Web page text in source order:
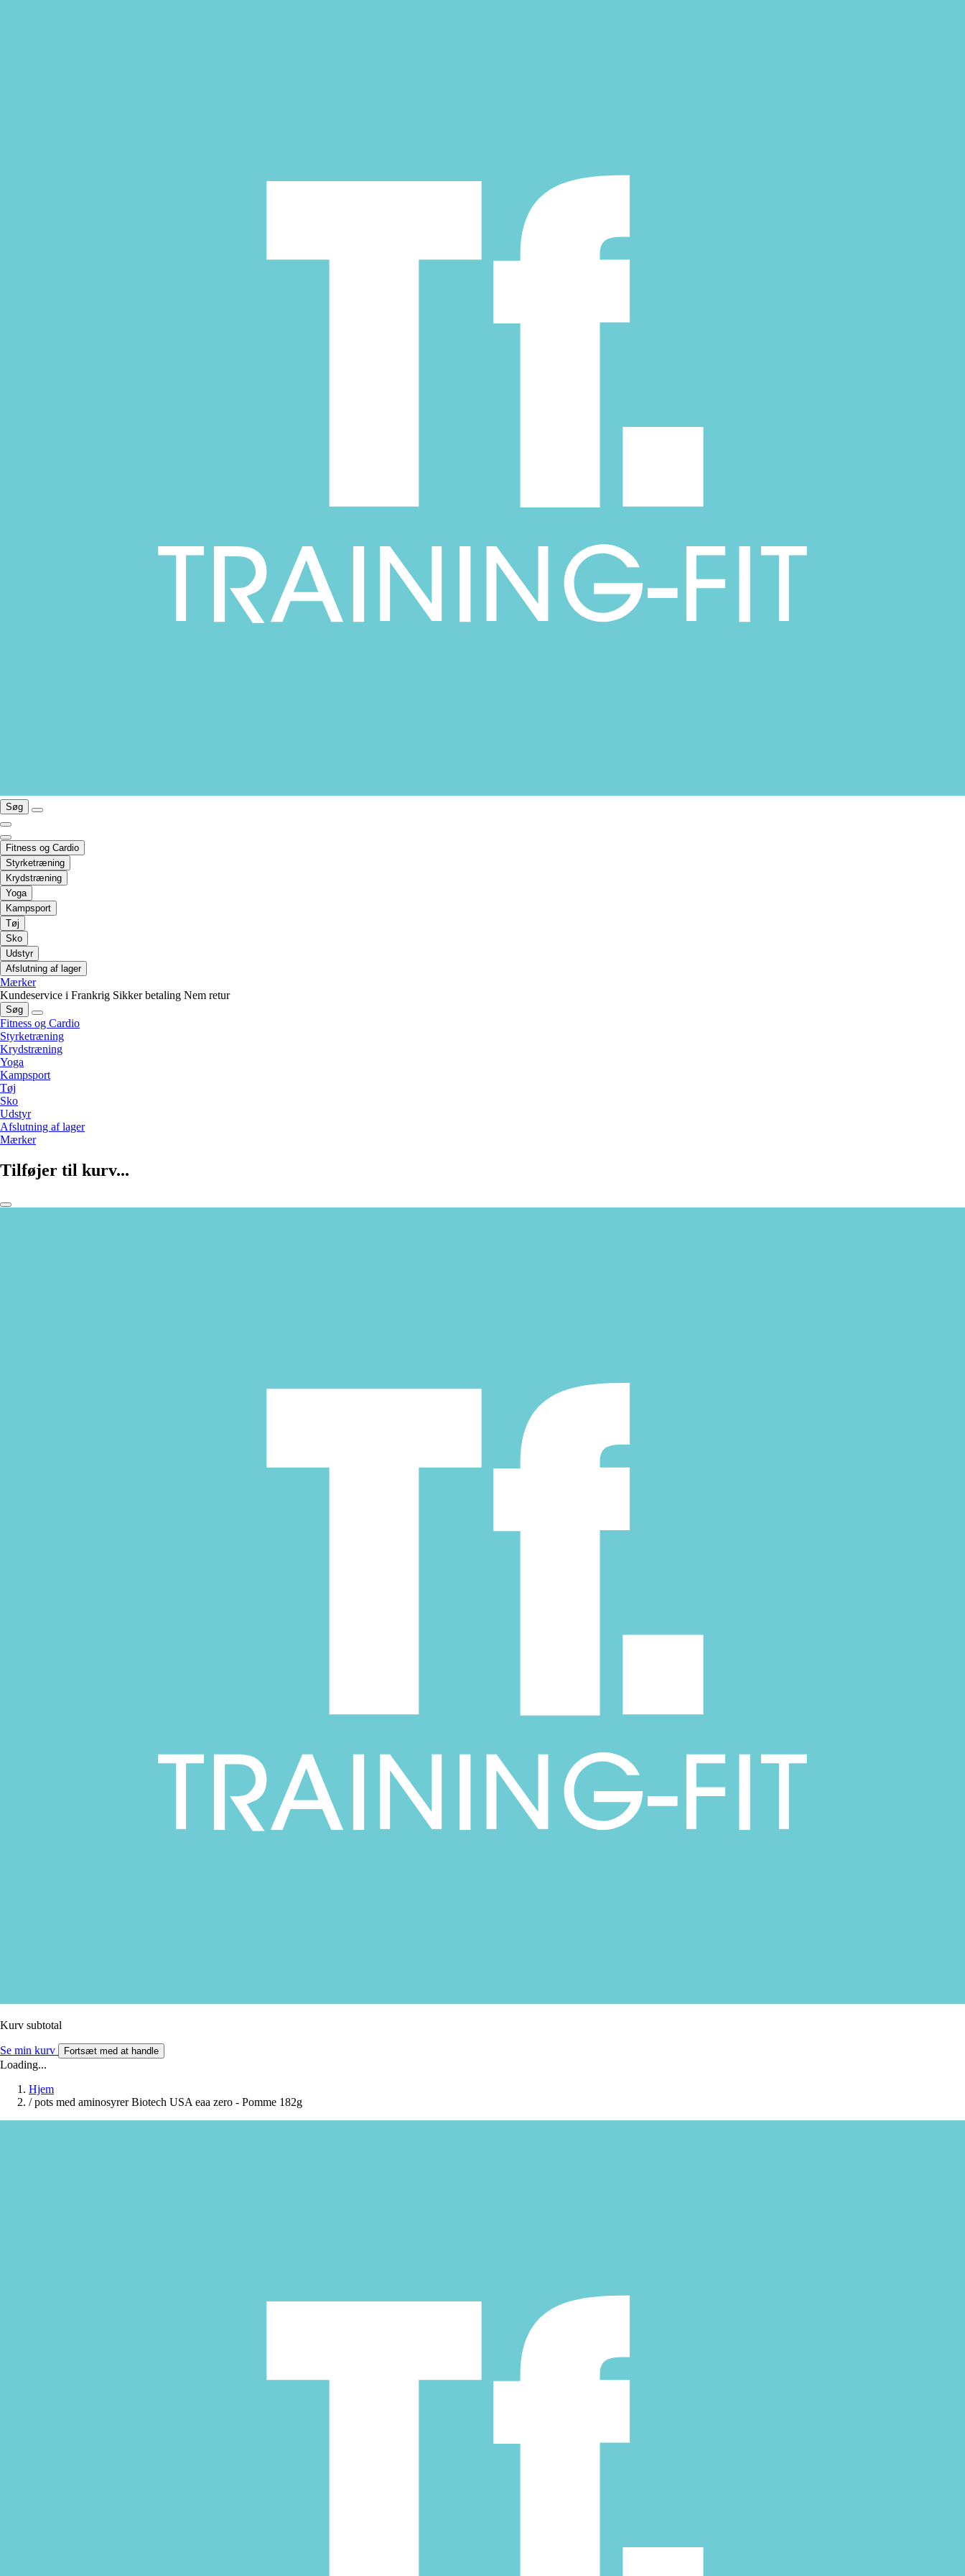
Søg
Fitness og Cardio
Styrketræning
Krydstræning
Yoga
Kampsport
Tøj
Sko
Udstyr
Afslutning af lager
Mærker
Kundeservice i Frankrig Sikker betaling Nem retur
Søg
Fitness og Cardio
Styrketræning
Krydstræning
Yoga
Kampsport
Tøj
Sko
Udstyr
Afslutning af lager
Mærker
Tilføjer til kurv...
Kurv subtotal
Se min kurv Fortsæt med at handle
Loading...
Hjem
/ pots med aminosyrer Biotech USA eaa zero - Pomme 182g